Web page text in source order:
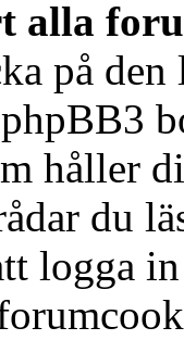
alla
på den
håller
du
logga